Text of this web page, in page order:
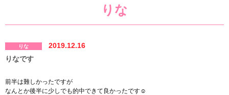
りな
りな
2019.12.16
りなです
前半は難しかったですが
なんとか後半に少しでも的中できて良かったです☺︎